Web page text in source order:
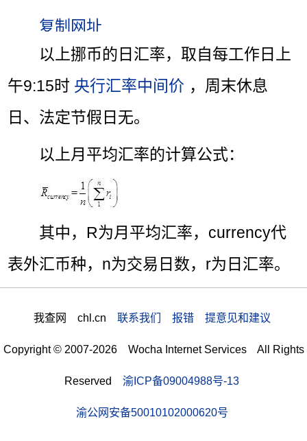
以上挪币的日汇率，取自每工作日上
午9:15时 央行汇率中间价 ，周末休息
日、法定节假日无。
以上月平均汇率的计算公式：
其中，R为月平均汇率，currency代
表外汇币种，n为交易日数，r为日汇率。
我查网 chl.cn 联系我们 报错 提意见和建议
Copyright © 2007-2026 Wocha Internet Services All Rights
Reserved 渝ICP备09004988号-13
渝公网安备50010102000620号